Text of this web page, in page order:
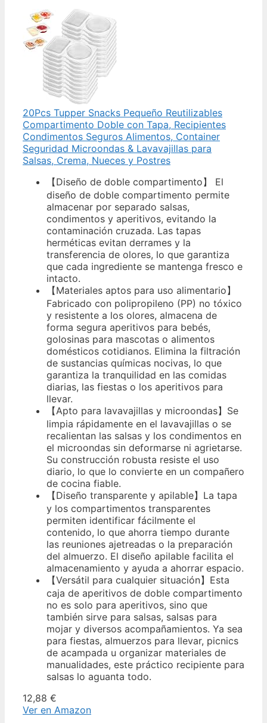
20Pcs Tupper Snacks Pequeño Reutilizables
Compartimento Doble con Tapa, Recipientes
Condimentos Seguros Alimentos, Container
Seguridad Microondas & Lavavajillas para
Salsas, Crema, Nueces y Postres
【Diseño de doble compartimento】 El
diseño de doble compartimento permite
almacenar por separado salsas,
condimentos y aperitivos, evitando la
contaminación cruzada. Las tapas
herméticas evitan derrames y la
transferencia de olores, lo que garantiza
que cada ingrediente se mantenga fresco e
intacto.
【Materiales aptos para uso alimentario】
Fabricado con polipropileno (PP) no tóxico
y resistente a los olores, almacena de
forma segura aperitivos para bebés,
golosinas para mascotas o alimentos
domésticos cotidianos. Elimina la filtración
de sustancias químicas nocivas, lo que
garantiza la tranquilidad en las comidas
diarias, las fiestas o los aperitivos para
llevar.
【Apto para lavavajillas y microondas】Se
limpia rápidamente en el lavavajillas o se
recalientan las salsas y los condimentos en
el microondas sin deformarse ni agrietarse.
Su construcción robusta resiste el uso
diario, lo que lo convierte en un compañero
de cocina fiable.
【Diseño transparente y apilable】La tapa
y los compartimentos transparentes
permiten identificar fácilmente el
contenido, lo que ahorra tiempo durante
las reuniones ajetreadas o la preparación
del almuerzo. El diseño apilable facilita el
almacenamiento y ayuda a ahorrar espacio.
【Versátil para cualquier situación】Esta
caja de aperitivos de doble compartimento
no es solo para aperitivos, sino que
también sirve para salsas, salsas para
mojar y diversos acompañamientos. Ya sea
para fiestas, almuerzos para llevar, picnics
de acampada u organizar materiales de
manualidades, este práctico recipiente para
salsas lo aguanta todo.
12,88 €
Ver en Amazon